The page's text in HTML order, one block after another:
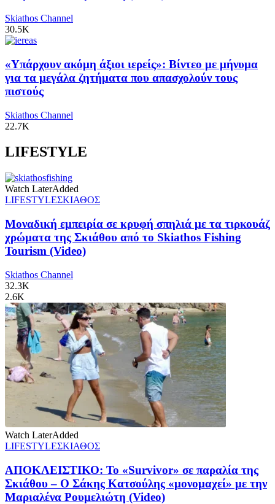
Skiathos Channel
30.5K
«Υπάρχουν ακόμη άξιοι ιερείς»: Βίντεο με μήνυμα
για τα μεγάλα ζητήματα που απασχολούν τους
πιστούς
Skiathos Channel
22.7K
LIFESTYLE
Watch LaterAdded
LIFESTYLEΣΚΙΑΘΟΣ
Μοναδική εμπειρία σε κρυφή σπηλιά με τα τιρκουάζ
χρώματα της Σκιάθου από το Skiathos Fishing
Tourism (Video)
Skiathos Channel
32.3K
2.6K
Watch LaterAdded
LIFESTYLEΣΚΙΑΘΟΣ
ΑΠΟΚΛΕΙΣΤΙΚΟ: Το «Survivor» σε παραλία της
Σκιάθου – Ο Σάκης Κατσούλης «μονομαχεί» με την
Μαριαλένα Ρουμελιώτη (Video)